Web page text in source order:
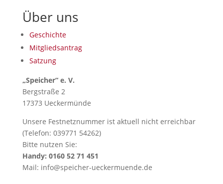
Über uns
Geschichte
Mitgliedsantrag
Satzung
„Speicher“ e. V.
Bergstraße 2
17373 Ueckermünde
Unsere Festnetznummer ist aktuell nicht erreichbar
(Telefon: 039771 54262)
Bitte nutzen Sie:
Handy: 0160 52 71 451
Mail: info@speicher-ueckermuende.de